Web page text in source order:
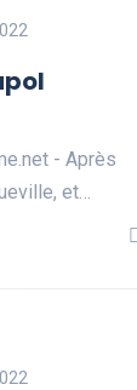
- Après
et…